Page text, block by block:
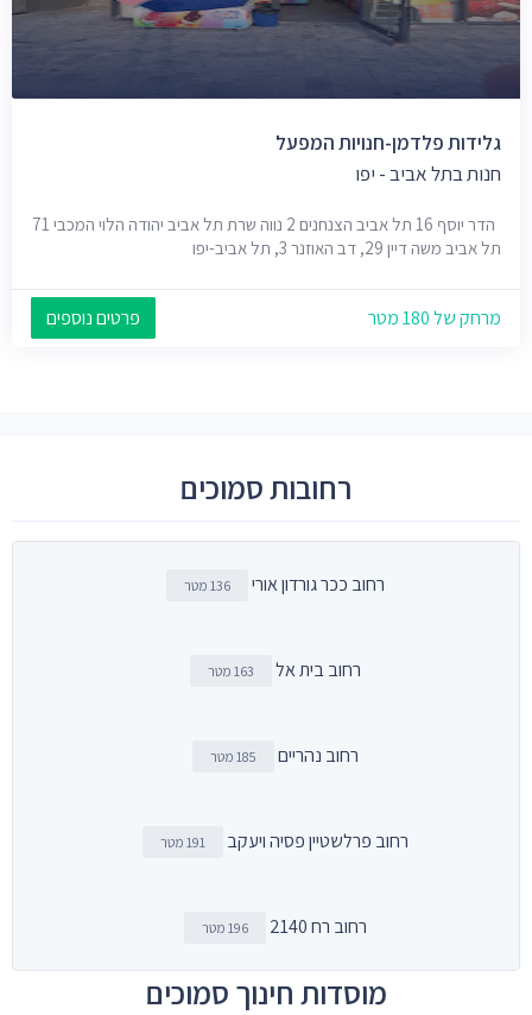
גלידות פלדמן-חנויות המפעל
חנות בתל אביב - יפו
הדר יוסף 16 תל אביב הצנחנים 2 נווה שרת תל אביב יהודה הלוי המכבי 71
תל אביב משה דיין 29, דב האוזנר 3, תל אביב-יפו
מרחק של 180 מטר פרטים נוספים
רחובות סמוכים
רחוב ככר גורדון אורי 136 מטר
רחוב בית אל 163 מטר
רחוב נהריים 185 מטר
רחוב פרלשטיין פסיה ויעקב 191 מטר
רחוב רח 2140 196 מטר
מוסדות חינוך סמוכים